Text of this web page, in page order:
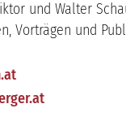
und Walter
Vorträgen und